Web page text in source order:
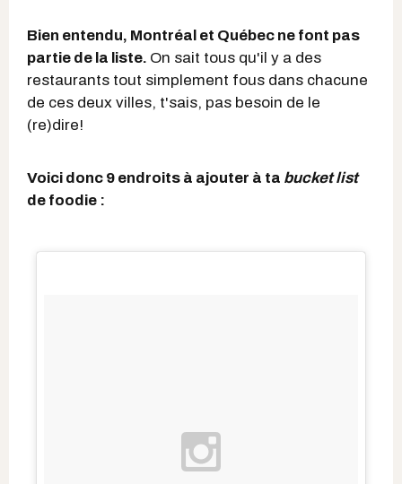
Bien entendu, Montréal et Québec ne font pas
partie de la liste. On sait tous qu'il y a des
restaurants tout simplement fous dans chacune
de ces deux villes, t'sais, pas besoin de le
(re)dire!
Voici donc 9 endroits à ajouter à ta bucket list
de foodie :